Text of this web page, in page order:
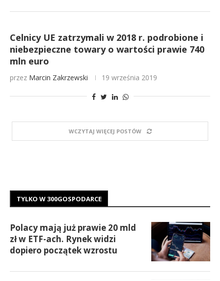
Celnicy UE zatrzymali w 2018 r. podrobione i
niebezpieczne towary o wartości prawie 740
mln euro
przez Marcin Zakrzewski 19 września 2019
WCZYTAJ WIĘCEJ POSTÓW
TYLKO W 300GOSPODARCE
Polacy mają już prawie 20 mld
zł w ETF-ach. Rynek widzi
dopiero początek wzrostu